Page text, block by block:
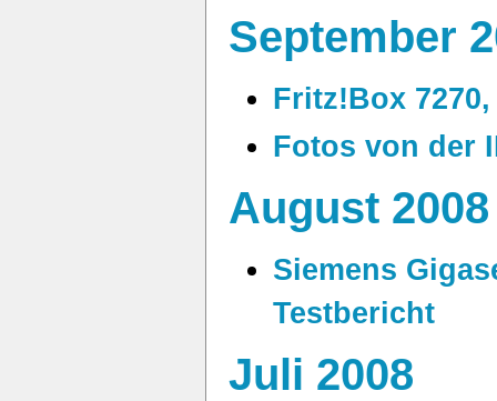
September
Fritz!Box
Fotos von der
August 2008
Siemens
Testbericht
Juli 2008